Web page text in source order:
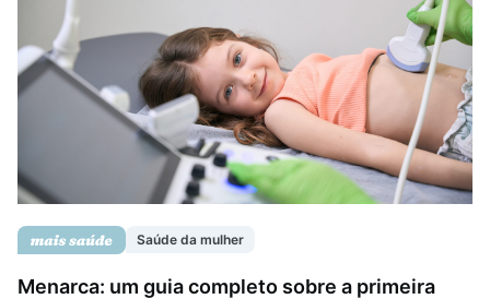
Vacinas
Saúde da mulher
Menarca: um guia completo sobre a primeira